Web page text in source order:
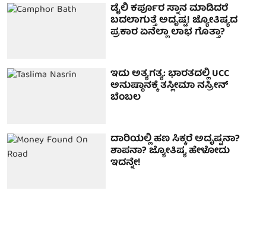
ಡೈಲಿ ಕರ್ಪೂರ ಸ್ನಾನ ಮಾಡಿದರೆ
ಬದಲಾಗುತ್ತೆ ಅದೃಷ್ಟ! ಜ್ಯೋತಿಷ್ಯದ
ಪ್ರಕಾರ ಏನೆಲ್ಲಾ ಲಾಭ ಗೊತ್ತಾ?
ಇದು ಅತ್ಯಗತ್ಯ: ಭಾರತದಲ್ಲಿ UCC
ಅನುಷ್ಠಾನಕ್ಕೆ ತಸ್ಲೀಮಾ ನಸ್ರೀನ್
ಬೆಂಬಲ
ದಾರಿಯಲ್ಲಿ ಹಣ ಸಿಕ್ಕರೆ ಅದೃಷ್ಟನಾ?
ಶಾಪನಾ? ಜ್ಯೋತಿಷ್ಯ ಹೇಳೋದು
ಇದನ್ನೇ!